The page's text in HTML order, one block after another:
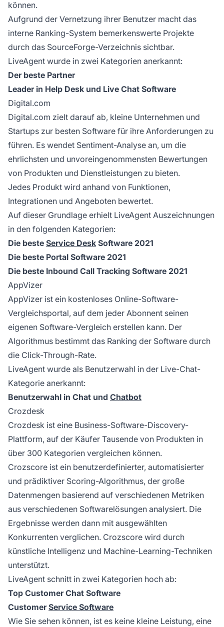
können.
Aufgrund der Vernetzung ihrer Benutzer macht das
interne Ranking-System bemerkenswerte Projekte
durch das SourceForge-Verzeichnis sichtbar.
LiveAgent wurde in zwei Kategorien anerkannt:
Der beste Partner
Leader in Help Desk und Live Chat Software
Digital.com
Digital.com zielt darauf ab, kleine Unternehmen und
Startups zur besten Software für ihre Anforderungen zu
führen. Es wendet Sentiment-Analyse an, um die
ehrlichsten und unvoreingenommensten Bewertungen
von Produkten und Dienstleistungen zu bieten.
Jedes Produkt wird anhand von Funktionen,
Integrationen und Angeboten bewertet.
Auf dieser Grundlage erhielt LiveAgent Auszeichnungen
in den folgenden Kategorien:
Die beste Service Desk Software 2021
Die beste Portal Software 2021
Die beste Inbound Call Tracking Software 2021
AppVizer
AppVizer ist ein kostenloses Online-Software-
Vergleichsportal, auf dem jeder Abonnent seinen
eigenen Software-Vergleich erstellen kann. Der
Algorithmus bestimmt das Ranking der Software durch
die Click-Through-Rate.
LiveAgent wurde als Benutzerwahl in der Live-Chat-
Kategorie anerkannt:
Benutzerwahl in Chat und Chatbot
Crozdesk
Crozdesk ist eine Business-Software-Discovery-
Plattform, auf der Käufer Tausende von Produkten in
über 300 Kategorien vergleichen können.
Crozscore ist ein benutzerdefinierter, automatisierter
und prädiktiver Scoring-Algorithmus, der große
Datenmengen basierend auf verschiedenen Metriken
aus verschiedenen Softwarelösungen analysiert. Die
Ergebnisse werden dann mit ausgewählten
Konkurrenten verglichen. Crozscore wird durch
künstliche Intelligenz und Machine-Learning-Techniken
unterstützt.
LiveAgent schnitt in zwei Kategorien hoch ab:
Top Customer Chat Software
CustomerService Software
Wie Sie sehen können, ist es keine kleine Leistung, eine